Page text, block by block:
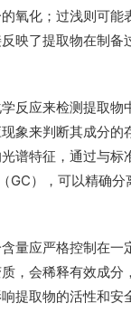
氧化；过浅则可
映了提取物在制
反应来检测提取
象来判断其成分
谱特征，通过与
），可以精确
量应严格控制在
，会稀释有效成
提取物的活性和